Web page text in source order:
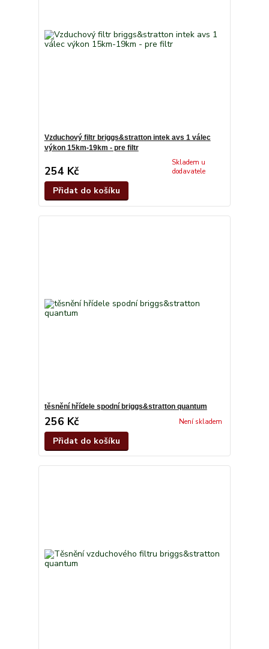
Vzduchový filtr briggs&stratton intek avs 1 válec
výkon 15km-19km - pre filtr
254 Kč
Skladem u
dodavatele
Přidat do košíku
těsnění hřídele spodní briggs&stratton quantum
256 Kč Není skladem
Přidat do košíku